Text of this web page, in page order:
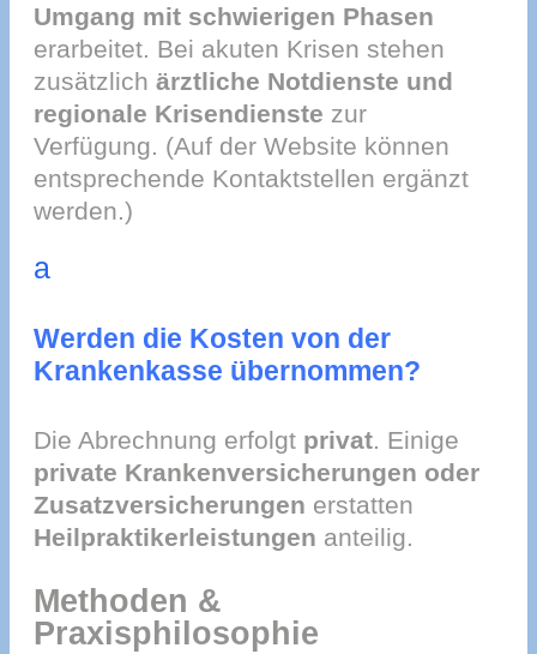
Umgang mit schwierigen Phasen
erarbeitet. Bei akuten Krisen stehen
zusätzlich ärztliche Notdienste und
regionale Krisendienste zur
Verfügung. (Auf der Website können
entsprechende Kontaktstellen ergänzt
werden.)
a
Werden die Kosten von der
Krankenkasse übernommen?
Die Abrechnung erfolgt privat. Einige
private Krankenversicherungen oder
Zusatzversicherungen erstatten
Heilpraktikerleistungen anteilig.
Methoden &
Praxisphilosophie